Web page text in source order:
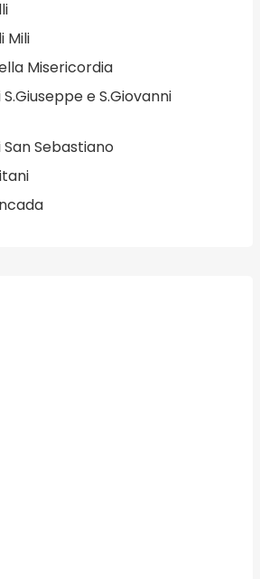
Mili
Misericordia
S.Giuseppe e S.Giovanni
San Sebastiano